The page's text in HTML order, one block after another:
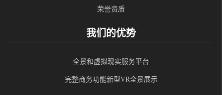
荣誉资质
我们的优势
全景和虚拟现实服务平台
完整商务功能新型VR全景展示